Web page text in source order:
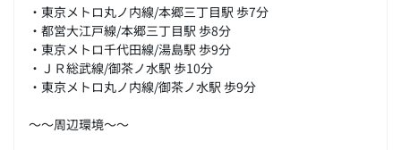
・東京メトロ丸ノ内線/本郷三丁目駅 歩7分
・都営大江戸線/本郷三丁目駅 歩8分
・東京メトロ千代田線/湯島駅 歩9分
・ＪＲ総武線/御茶ノ水駅 歩10分
・東京メトロ丸ノ内線/御茶ノ水駅 歩9分
～～周辺環境～～